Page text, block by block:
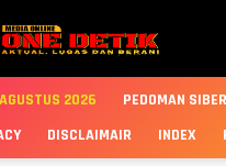
2026 PEDOMAN SIBER
DISCLAIMAIR INDEX